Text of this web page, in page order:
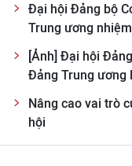
Đại hội Đảng bộ
Trung ương
[Ảnh] Đại hội
Đảng Trung ương
Nâng cao vai trò
hội